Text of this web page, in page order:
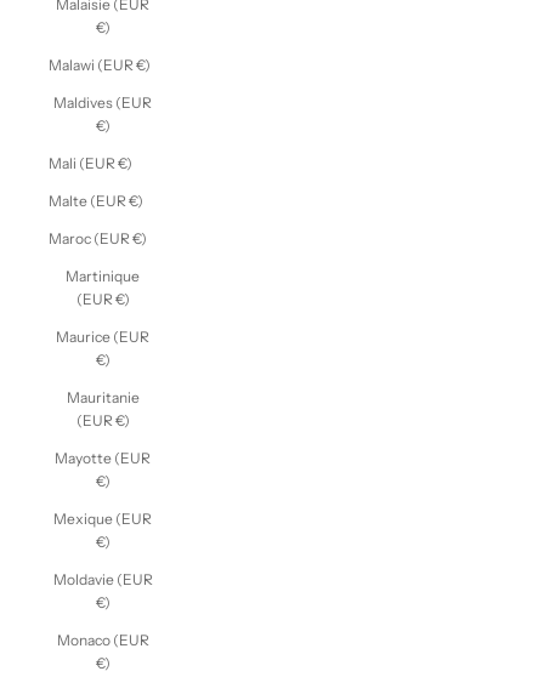
Malaisie (EUR
€)
Malawi (EUR €)
Maldives (EUR
€)
Mali (EUR €)
Malte (EUR €)
Maroc (EUR €)
Martinique
(EUR €)
Maurice (EUR
€)
Mauritanie
(EUR €)
Mayotte (EUR
€)
Mexique (EUR
€)
Moldavie (EUR
€)
Monaco (EUR
€)